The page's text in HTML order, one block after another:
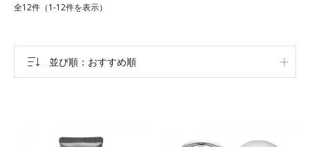
全12件（1-12件を表示）
並び順 おすすめ順